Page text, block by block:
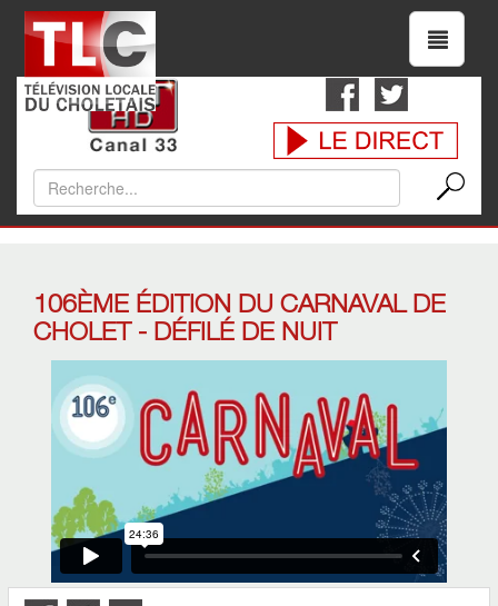
106ÈME ÉDITION DU CARNAVAL DE
CHOLET - DÉFILÉ DE NUIT